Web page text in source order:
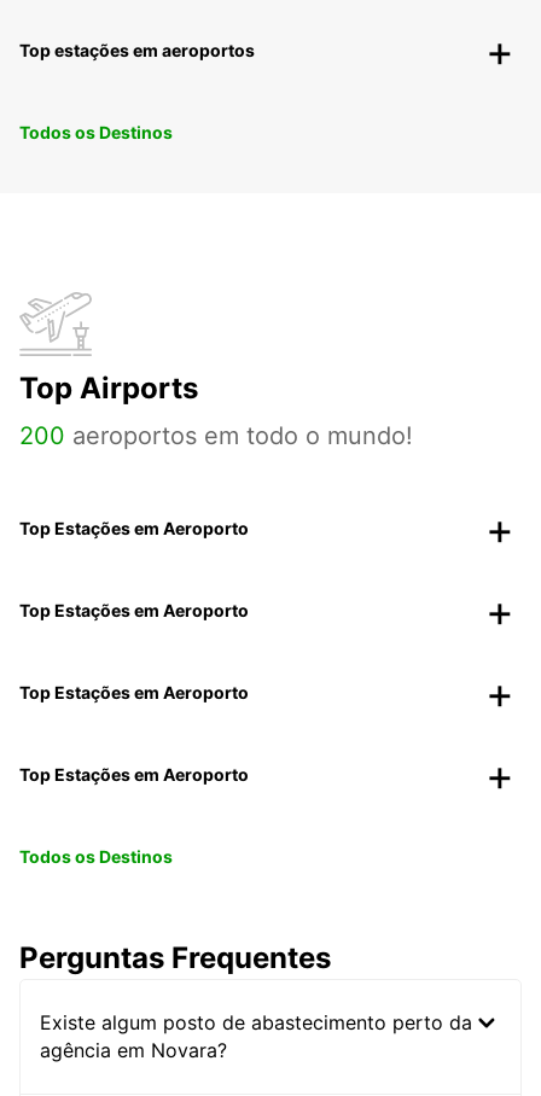
Top estações em aeroportos
Todos os Destinos
Top Airports
200 aeroportos em todo o mundo!
Top Estações em Aeroporto
Top Estações em Aeroporto
Top Estações em Aeroporto
Top Estações em Aeroporto
Todos os Destinos
Perguntas Frequentes
Existe algum posto de abastecimento perto da
agência em Novara?